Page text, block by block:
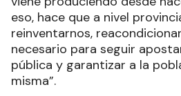
eso, hace que a nivel
reinventarnos,
necesario para seguir
pública y garantizar a la
misma”.